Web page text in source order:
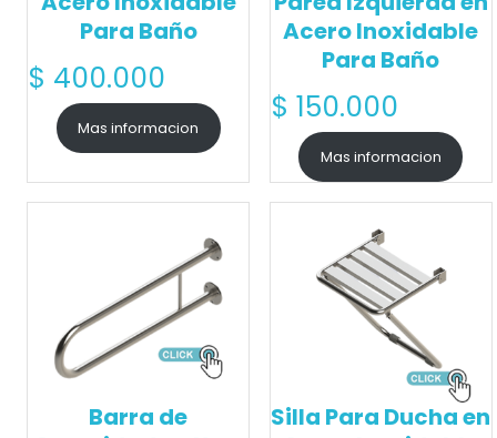
Para Baño
$ 400.000
Mas informacion
Acero Inoxidable
Para Baño
$ 150.000
Mas informacion
Barra de
Silla Para Ducha en